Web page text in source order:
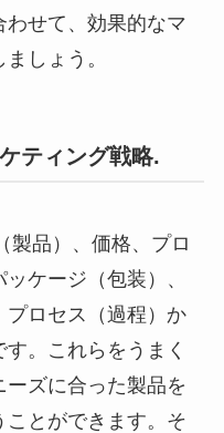
わせて、効果的なマ
しょう。
ティング戦略.
製品）、価格、プロ
ケージ（包装）、
ロセス（過程）か
。これらをうまく
ズに合った製品を
とができます。そ